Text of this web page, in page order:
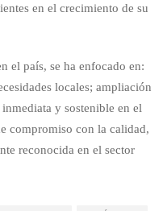
en el crecimiento de su
el país, se ha enfocado en:
locales; ampliación
y sostenible en el
compromiso con la calidad,
reconocida en el sector